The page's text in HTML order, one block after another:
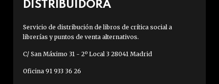
DISTRIBUIDORA
Servicio de distribución de libros de crítica social a
librerías y puntos de venta alternativos.
C/ San Máximo 31 - 2º Local 3 28041 Madrid
Oficina 91 933 36 26